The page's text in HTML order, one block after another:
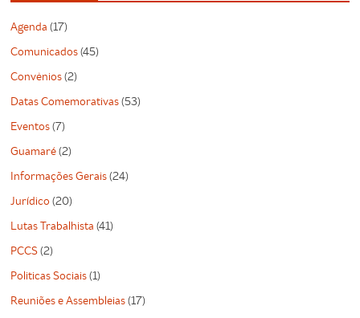
Agenda (17)
Comunicados(45)
Convênios(2)
Datas Comemorativas(53)
Eventos(7)
Guamaré(2)
Informações Gerais(24)
Jurídico (20)
Lutas Trabalhista (41)
PCCS(2)
Politicas Sociais(1)
Reuniões e Assembleias(17)